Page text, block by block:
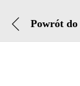
Powrót do